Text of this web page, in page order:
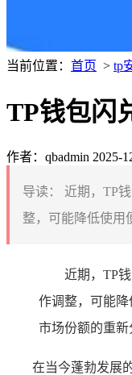
当前位置： 首页 > tp
TP钱包闪
作者：qbadmin 2025-
导读：
近期，TP
整，可能降低使用
近期，TP
作调整，可能
市场份额的重新
在当今蓬勃发展